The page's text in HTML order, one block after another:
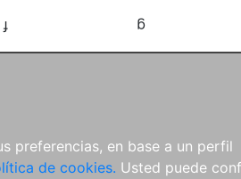
preferencias, en base a un perfil
de cookies. Usted puede
f g